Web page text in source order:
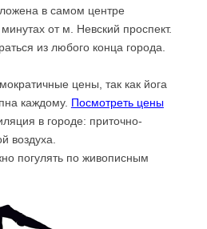
в самом центре
от м. Невский проспект.
из любого конца города.
цены, так как йога
каждому. Посмотреть цены
в городе: приточно-
воздуха.
погулять по живописным